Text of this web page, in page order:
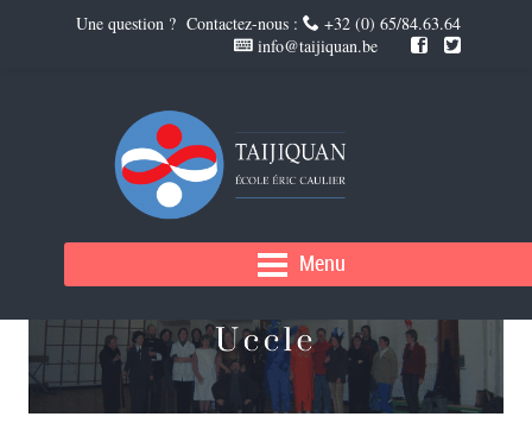
Menu
Une question ? Contactez-nous :
+32 (0) 65/84.63.64
info@taijiquan.be